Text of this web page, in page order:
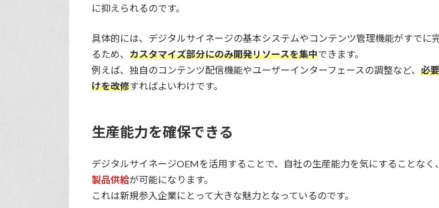
に抑えられるのです。
具体的には、デジタルサイネージの基本システムやコンテンツ管理機能がすでに
るため、カスタマイズ部分にのみ開発リソースを集中できます。
例えば、独自のコンテンツ配信機能やユーザーインターフェースの調整など、必
けを改修すればよいわけです。
生産能力を確保できる
デジタルサイネージOEMを活用することで、自社の生産能力を気にすることなく
製品供給が可能になります。
これは新規参入企業にとって大きな魅力となっているのです。